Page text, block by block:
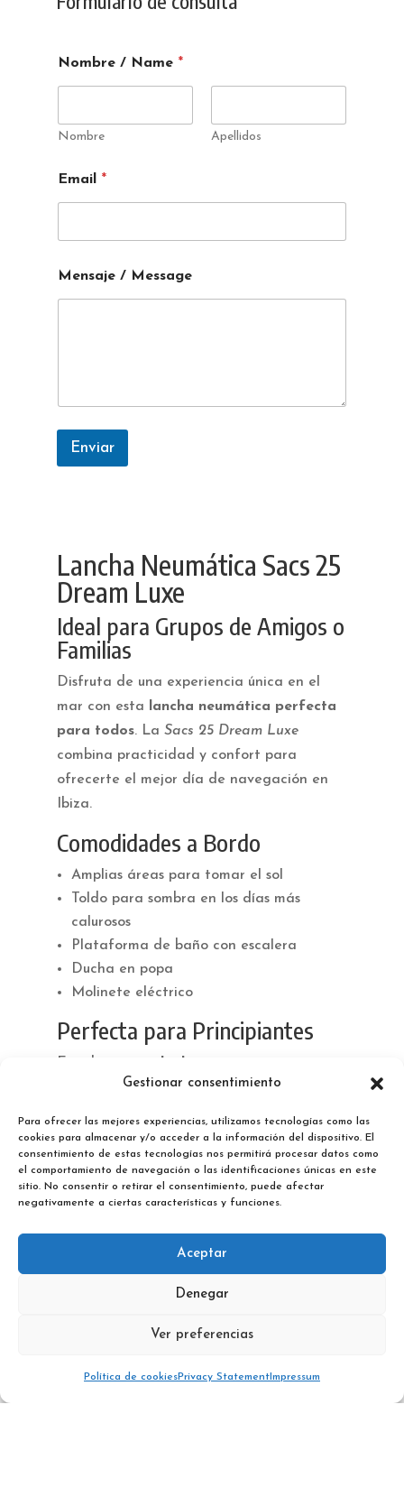
Gestionar consentimiento
Para ofrecer las mejores experiencias, utilizamos tecnologías como las
cookies para almacenar y/o acceder a la información del dispositivo. El
consentimiento de estas tecnologías nos permitirá procesar datos como
el comportamiento de navegación o las identificaciones únicas en este
sitio. No consentir o retirar el consentimiento, puede afectar
negativamente a ciertas características y funciones.
Aceptar
Denegar
Ver preferencias
Política de cookiesPrivacy Statement Impressum
Nombre / Name *
Nombre Apellidos
Email *
Mensaje / Message
Enviar
Lancha Neumática Sacs 25
Dream Luxe
Ideal para Grupos de Amigos o
Familias
Disfruta de una experiencia única en el
mar con esta lancha neumática perfecta
para todos. La Sacs 25 Dream Luxe
combina practicidad y confort para
ofrecerte el mejor día de navegación en
Ibiza.
Comodidades a Bordo
Amplias áreas para tomar el sol
Toldo para sombra en los días más
calurosos
Plataforma de baño con escalera
Ducha en popa
Molinete eléctrico
Perfecta para Principiantes
en la navegacióno buscan una
maniobrabilidad, navegación estable y
bajo consumo de combustible.
Capacidad y Espacio
Con sus8 metros de esloray espacios
inteligentemente distribuidos, esta lancha
cómodamente a bordo. ¡Perfecta para un
día inolvidable en el mar!